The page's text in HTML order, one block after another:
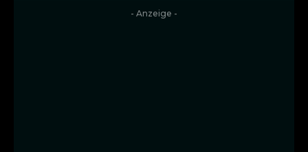
- Anzeige -